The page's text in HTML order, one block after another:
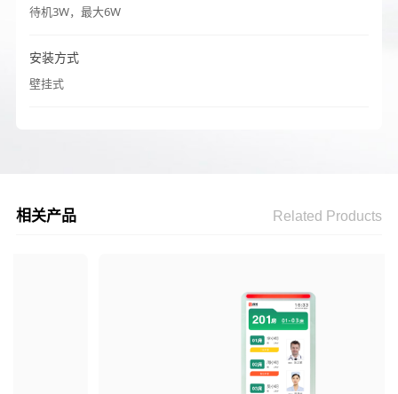
待机3W，最大6W
安装方式
壁挂式
相关产品 Related Products